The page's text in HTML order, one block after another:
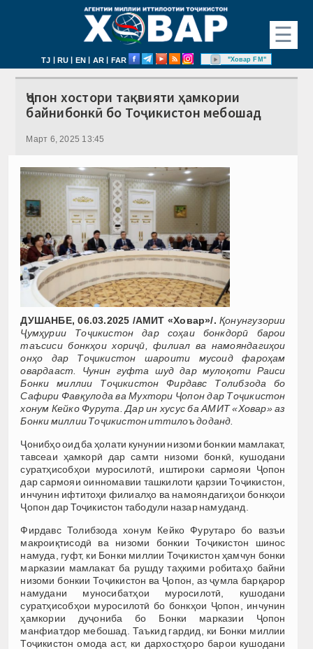
☰
TJ | RU | EN | AR | FAR "Ховар FM"
Ҷопон хостори тақвияти ҳамкории
байнибонкӣ бо Тоҷикистон мебошад
Март 6, 2025 13:45
ДУШАНБЕ, 06.03.2025 /АМИТ «Ховар»/. Қонунгузории
Ҷумҳурии Тоҷикистон дар соҳаи бонкдорӣ барои
таъсиси бонкҳои хориҷӣ, филиал ва намояндагиҳои
онҳо дар Тоҷикистон шароити мусоид фароҳам
овардааст. Чунин гуфта шуд дар мулоқоти Раиси
Бонки миллии Тоҷикистон Фирдавс Толибзода бо
Сафири Фавқулода ва Мухтори Ҷопон дар Тоҷикистон
хонум Кейко Фурута. Дар ин хусус ба АМИТ «Ховар» аз
Бонки миллии Тоҷикистон иттилоъ доданд.
Ҷонибҳо оид ба ҳолати кунунии низоми бонкии мамлакат,
тавсеаи ҳамкорӣ дар самти низоми бонкӣ, кушодани
суратҳисобҳои муросилотӣ, иштироки сармояи Ҷопон
дар сармояи оинномавии ташкилоти қарзии Тоҷикистон,
инчунин ифтитоҳи филиалҳо ва намояндагиҳои бонкҳои
Ҷопон дар Тоҷикистон табодули назар намуданд.
Фирдавс Толибзода хонум Кейко Фурутаро бо вазъи
макроиқтисодӣ ва низоми бонкии Тоҷикистон шинос
намуда, гуфт, ки Бонки миллии Тоҷикистон ҳамчун бонки
марказии мамлакат ба рушду таҳкими робитаҳо байни
низоми бонкии Тоҷикистон ва Ҷопон, аз ҷумла барқарор
намудани муносибатҳои муросилотӣ, кушодани
суратҳисобҳои муросилотӣ бо бонкҳои Ҷопон, инчунин
ҳамкории дуҷониба бо Бонки марказии Ҷопон
манфиатдор мебошад. Таъкид гардид, ки Бонки миллии
Тоҷикистон омода аст, ки дархостҳоро барои кушодани